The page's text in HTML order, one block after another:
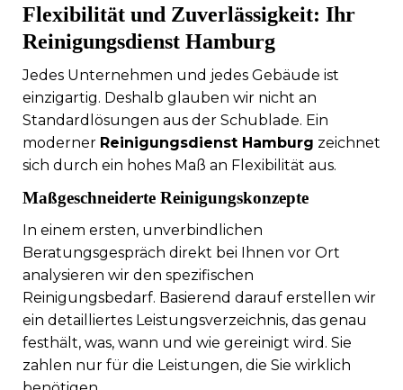
Flexibilität und Zuverlässigkeit: Ihr
Reinigungsdienst Hamburg
Jedes Unternehmen und jedes Gebäude ist
einzigartig. Deshalb glauben wir nicht an
Standardlösungen aus der Schublade. Ein
moderner Reinigungsdienst Hamburg zeichnet
sich durch ein hohes Maß an Flexibilität aus.
Maßgeschneiderte Reinigungskonzepte
In einem ersten, unverbindlichen
Beratungsgespräch direkt bei Ihnen vor Ort
analysieren wir den spezifischen
Reinigungsbedarf. Basierend darauf erstellen wir
ein detailliertes Leistungsverzeichnis, das genau
festhält, was, wann und wie gereinigt wird. Sie
zahlen nur für die Leistungen, die Sie wirklich